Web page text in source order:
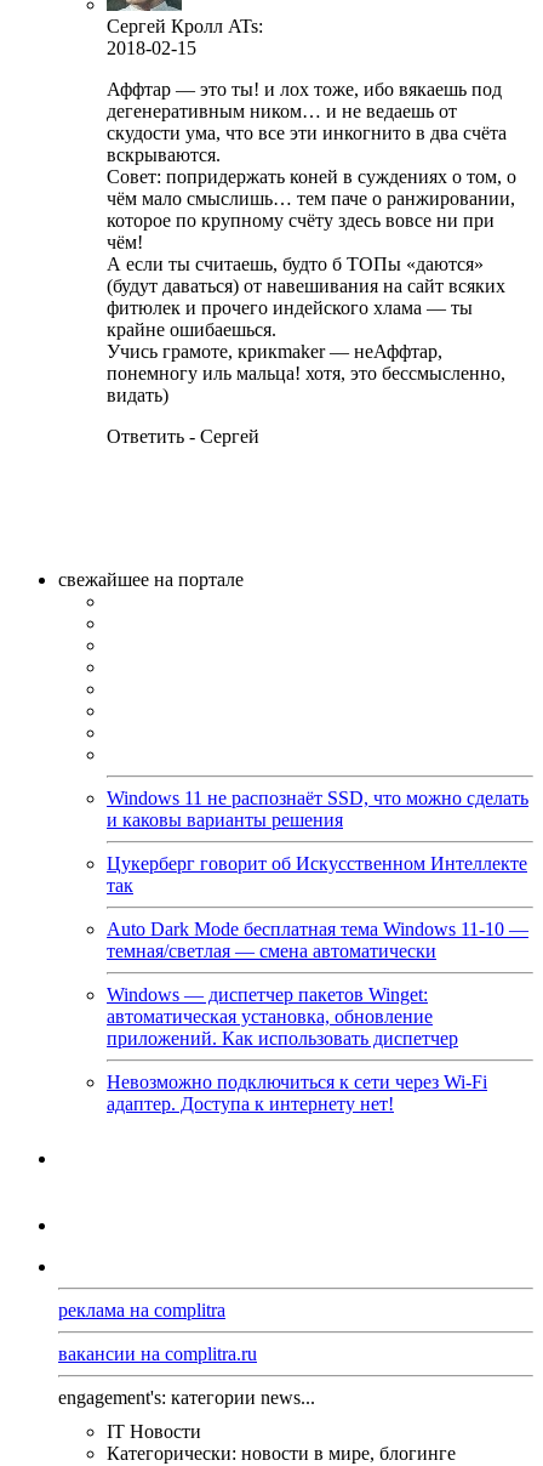
Сергей Кролл ATs:
2018-02-15
Аффтар — это ты! и лох тоже, ибо вякаешь под
дегенеративным ником… и не ведаешь от
скудости ума, что все эти инкогнито в два счёта
вскрываются.
Совет: попридержать коней в суждениях о том, о
чём мало смыслишь… тем паче о ранжировании,
которое по крупному счёту здесь вовсе ни при
чём!
А если ты считаешь, будто б ТОПы «даются»
(будут даваться) от навешивания на сайт всяких
фитюлек и прочего индейского хлама — ты
крайне ошибаешься.
Учись грамоте, крикmaker — неАффтар,
понемногу иль мальца! хотя, это бессмысленно,
видать)
Ответить - Сергей
свежайшее на портале
Windows 11 не распознаёт SSD, что можно сделать
и каковы варианты решения
Цукерберг говорит об Искусственном Интеллекте
так
Auto Dark Mode бесплатная тема Windows 11-10 —
темная/светлая — смена автоматически
Windows — диспетчер пакетов Winget:
автоматическая установка, обновление
приложений. Как использовать диспетчер
Невозможно подключиться к сети через Wi-Fi
адаптер. Доступа к интернету нет!
реклама на complitra
вакансии на complitra.ru
engagement's: категории news...
IT Новости
Категорически: новости в мире, блогинге